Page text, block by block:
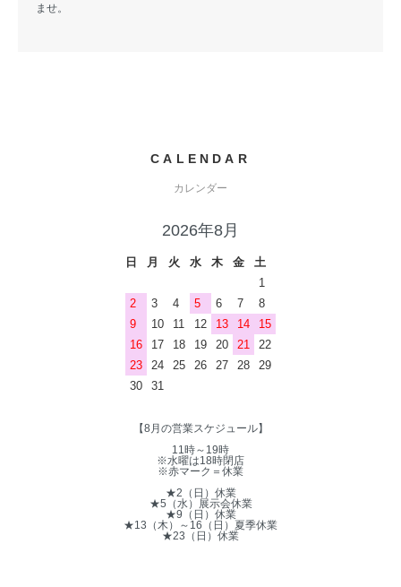
ませ。
CALENDAR
カレンダー
2026年8月
日 月 火 水 木 金
土
1
2
3 4 5 6 7
8
9
10 11 12 13 14
15
16
17 18 19 20 21
22
23
24 25 26 27 28
29
30
31
【8月の営業スケジュール】
11時～19時
※水曜は18時閉店
※赤マーク＝休業
★2（日）休業
★5（水）展示会休業
★9（日）休業
★13（木）～16（日）夏季休業
★23（日）休業